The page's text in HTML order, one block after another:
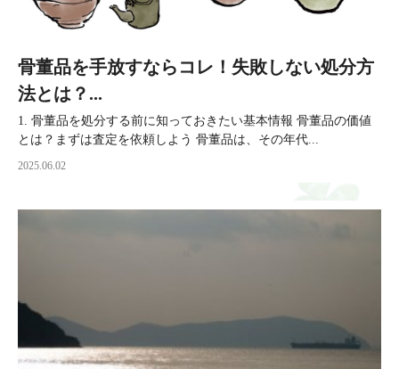
骨董品を手放すならコレ！失敗しない処分方
法とは？...
1. 骨董品を処分する前に知っておきたい基本情報 骨董品の価値
とは？まずは査定を依頼しよう 骨董品は、その年代...
2025.06.02